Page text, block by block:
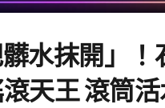
水抹開」
天王 滾筒